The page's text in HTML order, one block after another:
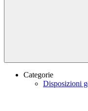
Categorie
Disposizioni